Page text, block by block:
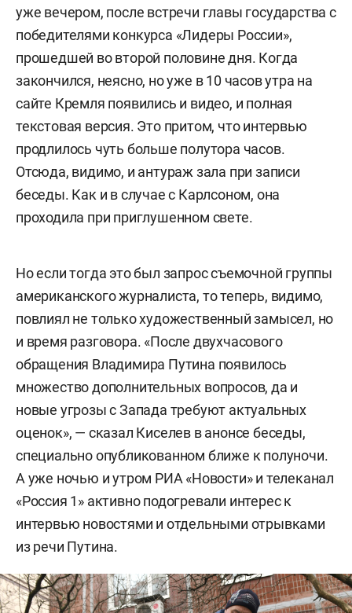
уже вечером, после встречи главы государства с
победителями конкурса «Лидеры России»,
прошедшей во второй половине дня. Когда
закончился, неясно, но уже в 10 часов утра на
сайте Кремля появились и видео, и полная
текстовая версия. Это притом, что интервью
продлилось чуть больше полутора часов.
Отсюда, видимо, и антураж зала при записи
беседы. Как и в случае с Карлсоном, она
проходила при приглушенном свете.
Но если тогда это был запрос съемочной группы
американского журналиста, то теперь, видимо,
повлиял не только художественный замысел, но
и время разговора. «После двухчасового
обращения Владимира Путина появилось
множество дополнительных вопросов, да и
новые угрозы с Запада требуют актуальных
оценок», — сказал Киселев в анонсе беседы,
специально опубликованном ближе к полуночи.
А уже ночью и утром РИА «Новости» и телеканал
«Россия 1» активно подогревали интерес к
интервью новостями и отдельными отрывками
из речи Путина.